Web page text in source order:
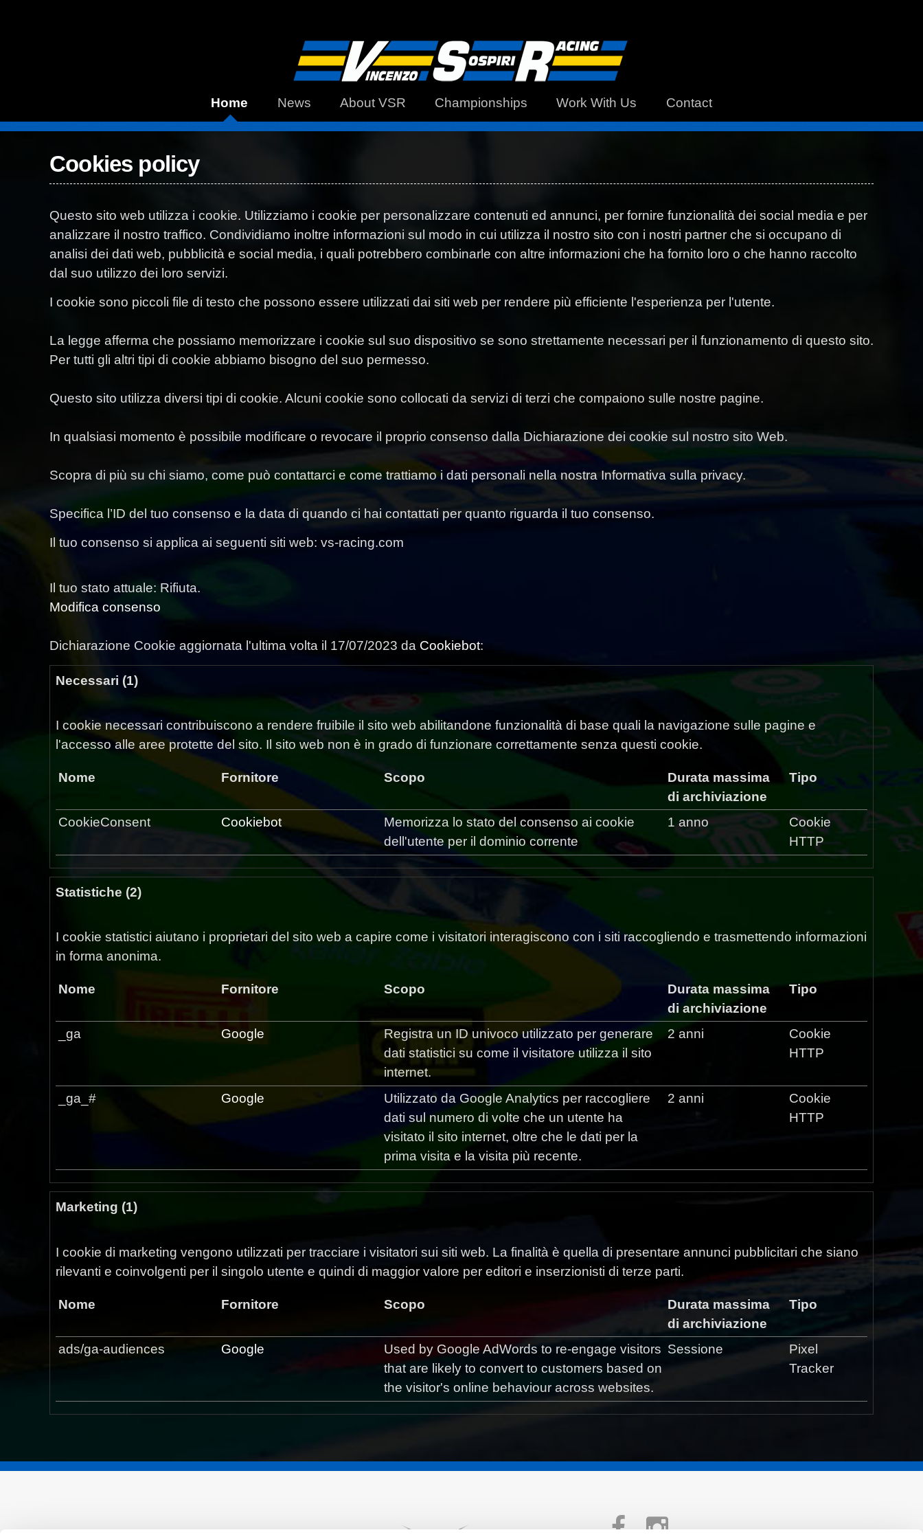
Home News About VSR Championships Work With Us Contact
Cookies policy
Questo sito web utilizza i cookie. Utilizziamo i cookie per personalizzare contenuti ed annunci, per fornire funzionalità dei social media e per
analizzare il nostro traffico. Condividiamo inoltre informazioni sul modo in cui utilizza il nostro sito con i nostri partner che si occupano di
analisi dei dati web, pubblicità e social media, i quali potrebbero combinarle con altre informazioni che ha fornito loro o che hanno raccolto
dal suo utilizzo dei loro servizi.
I cookie sono piccoli file di testo che possono essere utilizzati dai siti web per rendere più efficiente l'esperienza per l'utente.
La legge afferma che possiamo memorizzare i cookie sul suo dispositivo se sono strettamente necessari per il funzionamento di questo sito.
Per tutti gli altri tipi di cookie abbiamo bisogno del suo permesso.
Questo sito utilizza diversi tipi di cookie. Alcuni cookie sono collocati da servizi di terzi che compaiono sulle nostre pagine.
In qualsiasi momento è possibile modificare o revocare il proprio consenso dalla Dichiarazione dei cookie sul nostro sito Web.
Scopra di più su chi siamo, come può contattarci e come trattiamo i dati personali nella nostra Informativa sulla privacy.
Specifica l’ID del tuo consenso e la data di quando ci hai contattati per quanto riguarda il tuo consenso.
Il tuo consenso si applica ai seguenti siti web: vs-racing.com
Il tuo stato attuale: Rifiuta.
Modifica consenso
Dichiarazione Cookie aggiornata l'ultima volta il 17/07/2023 da Cookiebot:
Necessari (1)
I cookie necessari contribuiscono a rendere fruibile il sito web abilitandone funzionalità di base quali la navigazione sulle pagine e
l'accesso alle aree protette del sito. Il sito web non è in grado di funzionare correttamente senza questi cookie.
Nome Fornitore Scopo
Durata massima
di archiviazione
Tipo
CookieConsent Cookiebot
Memorizza lo stato del consenso ai cookie
dell'utente per il dominio corrente
1 anno
Cookie
HTTP
Statistiche (2)
I cookie statistici aiutano i proprietari del sito web a capire come i visitatori interagiscono con i siti raccogliendo e trasmettendo informazioni
in forma anonima.
Nome Fornitore Scopo
Durata massima
di archiviazione
Tipo
_ga Google
Registra un ID univoco utilizzato per generare
dati statistici su come il visitatore utilizza il sito
internet.
2 anni
Cookie
HTTP
_ga_# Google
Utilizzato da Google Analytics per raccogliere
dati sul numero di volte che un utente ha
visitato il sito internet, oltre che le dati per la
prima visita e la visita più recente.
2 anni
Cookie
HTTP
Marketing (1)
I cookie di marketing vengono utilizzati per tracciare i visitatori sui siti web. La finalità è quella di presentare annunci pubblicitari che siano
rilevanti e coinvolgenti per il singolo utente e quindi di maggior valore per editori e inserzionisti di terze parti.
Nome Fornitore Scopo
Durata massima
di archiviazione
Tipo
ads/ga-audiences Google
Used by Google AdWords to re-engage visitors
that are likely to convert to customers based on
the visitor's online behaviour across websites.
Sessione
Pixel
Tracker